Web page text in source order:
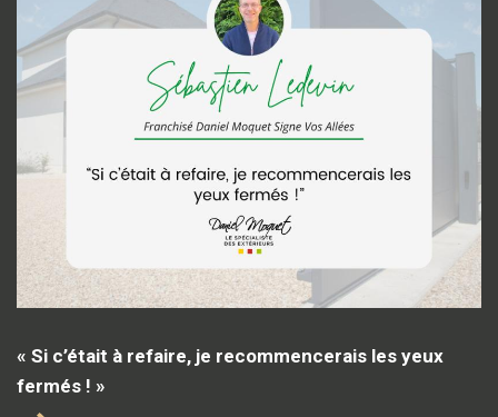
« Si c’était à refaire, je recommencerais les yeux
fermés ! »